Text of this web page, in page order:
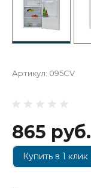
Артикул: 095CV
865 руб.
Купить в 1 клик